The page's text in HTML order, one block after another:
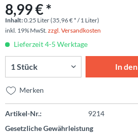
8,99 € *
Inhalt:0.25 Liter (35,96 € * / 1 Liter)
inkl. 19% MwSt. zzgl. Versandkosten
Lieferzeit 4-5 Werktage
In den
Merken
Artikel-Nr.:
9214
Gesetzliche Gewährleistung